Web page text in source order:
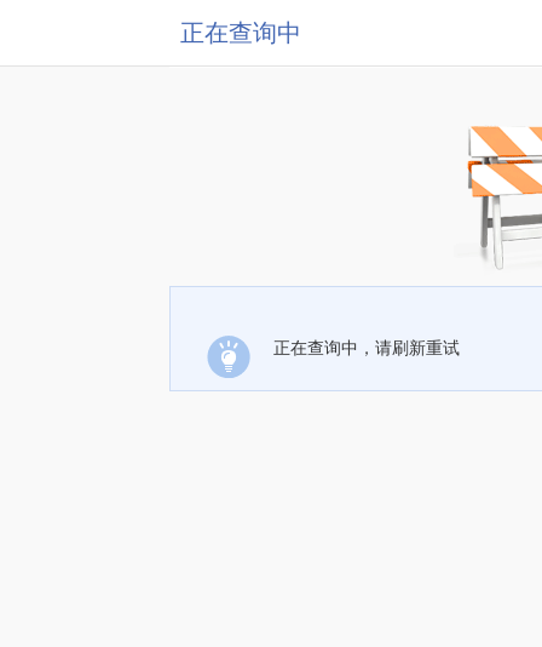
正在查询中
正在查询中，请刷新重试